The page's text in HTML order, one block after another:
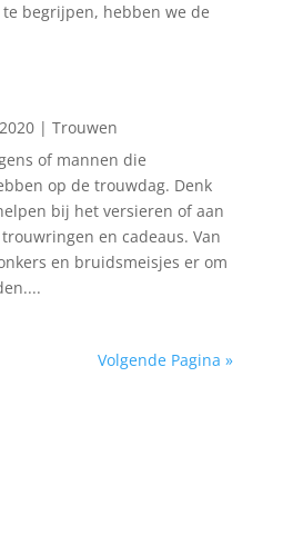
begrijpen, hebben we de
| Trouwen
of mannen die
op de trouwdag. Denk
bij het versieren of aan
en cadeaus. Van
en bruidsmeisjes er om
Volgende Pagina »